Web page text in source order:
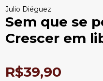
Julio Diéguez
Sem que se
Crescer em
R$39,90